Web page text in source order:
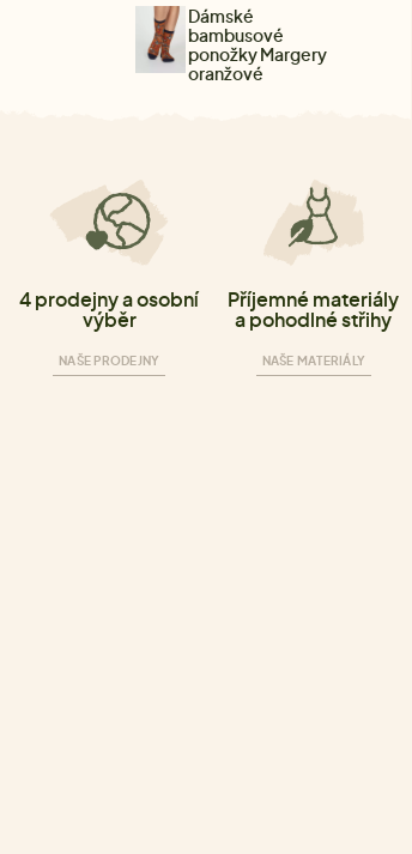
Dámské
bambusové
ponožky Margery
oranžové
4 prodejny a osobní
výběr
NAŠE PRODEJNY
Příjemné materiály
a pohodlné střihy
NAŠE MATERIÁLY